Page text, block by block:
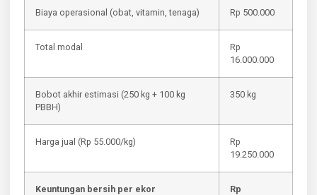
Biaya operasional (obat, vitamin, tenaga) Rp 500.000
Total modal
Rp
16.000.000
Bobot akhir estimasi (250 kg + 100 kg
PBBH)
350 kg
Harga jual (Rp 55.000/kg)
Rp
19.250.000
Keuntungan bersih per ekor
Rp